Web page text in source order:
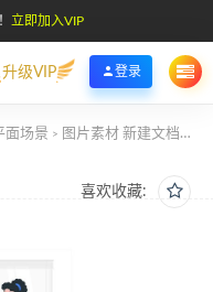
立即加入VIP
升级VIP 登录
面场景 > 图片素材 新建文档插画扁平场景
喜欢收藏: